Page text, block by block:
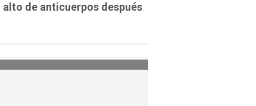
de anticuerpos después